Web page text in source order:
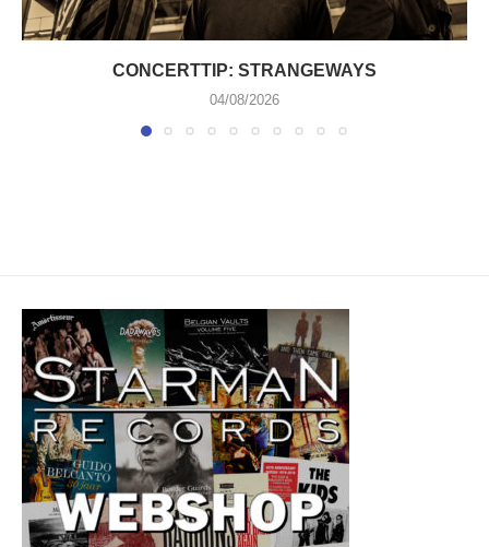
CONCERTTIP: STRANGEWAYS
04/08/2026